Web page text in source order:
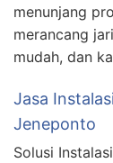
menunjang
merancang
mudah, dan
Jasa
Jeneponto
Solusi